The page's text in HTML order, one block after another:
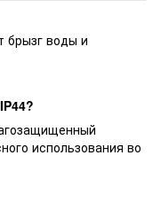
брызг воды и
использования во